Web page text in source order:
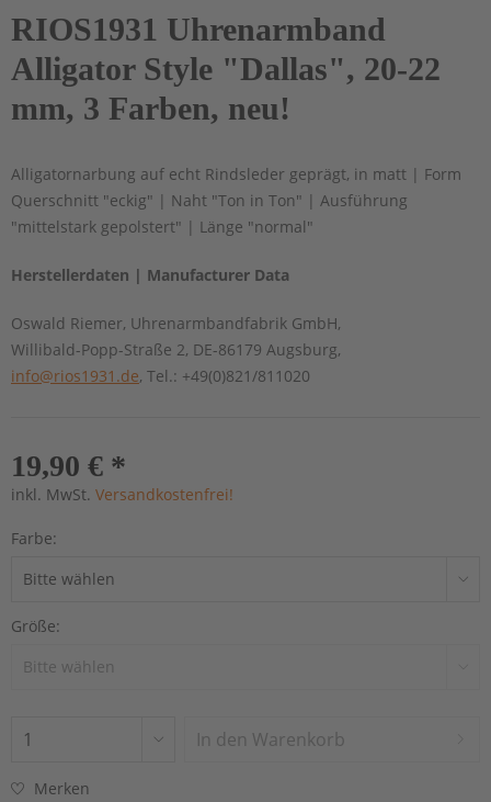
RIOS1931 Uhrenarmband
Alligator Style "Dallas", 20-22
mm, 3 Farben, neu!
Alligatornarbung auf echt Rindsleder geprägt, in matt | Form
Querschnitt "eckig" | Naht "Ton in Ton" | Ausführung
"mittelstark gepolstert" | Länge "normal"
Herstellerdaten | Manufacturer Data
Oswald Riemer, Uhrenarmbandfabrik GmbH,
Willibald-Popp-Straße 2, DE-86179 Augsburg,
info@rios1931.de, Tel.: +49(0)821/811020
19,90 € *
inkl. MwSt. Versandkostenfrei!
Farbe:
Größe:
In den Warenkorb
Merken